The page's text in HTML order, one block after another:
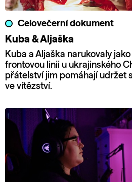
Celovečerní dokument
Kuba & Aljaška
Kuba a Aljaška narukovaly
frontovou linii u ukrajinského
přátelství jim pomáhají udržet
ve vítězství.